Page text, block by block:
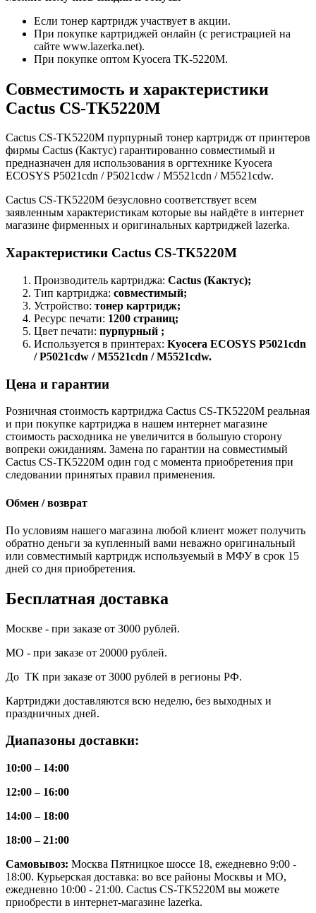
Если тонер картридж участвует в акции.
При покупке картриджей онлайн (с регистрацией на
сайте www.lazerka.net).
При покупке оптом Kyocera TK-5220M.
Совместимость и характеристики
Cactus CS-TK5220M
Cactus CS-TK5220M пурпурный тонер картридж от принтеров
фирмы Cactus (Кактус) гарантированно совместимый и
предназначен для использования в оргтехнике Kyocera
ECOSYS P5021cdn / P5021cdw / M5521cdn / M5521cdw.
Cactus CS-TK5220M безусловно соответствует всем
заявленным характеристикам которые вы найдёте в интернет
магазине фирменных и оригинальных картриджей lazerka.
Характеристики Cactus CS-TK5220M
Производитель картриджа: Cactus (Кактус);
Тип картриджа: совместимый;
Устройство: тонер картридж;
Ресурс печати: 1200 страниц;
Цвет печати: пурпурный ;
Используется в принтерах: Kyocera ECOSYS P5021cdn
/ P5021cdw / M5521cdn / M5521cdw.
Цена и гарантии
Розничная стоимость картриджа Cactus CS-TK5220M реальная
и при покупке картриджа в нашем интернет магазине
стоимость расходника не увеличится в большую сторону
вопреки ожиданиям. Замена по гарантии на совместимый
Cactus CS-TK5220M один год с момента приобретения при
следовании принятых правил применения.
Обмен / возврат
По условиям нашего магазина любой клиент может получить
обратно деньги за купленный вами неважно оригинальный
или совместимый картридж используемый в МФУ в срок 15
дней со дня приобретения.
Бесплатная доставка
Москве - при заказе от 3000 рублей.
МО - при заказе от 20000 рублей.
До ТК при заказе от 3000 рублей в регионы РФ.
Картриджи доставляются всю неделю, без выходных и
праздничных дней.
Диапазоны доставки:
10:00 – 14:00
12:00 – 16:00
14:00 – 18:00
18:00 – 21:00
Самовывоз: Москва Пятницкое шоссе 18, ежедневно 9:00 -
18:00. Курьерская доставка: во все районы Москвы и МО,
ежедневно 10:00 - 21:00. Cactus CS-TK5220M вы можете
приобрести в интернет-магазине lazerka.